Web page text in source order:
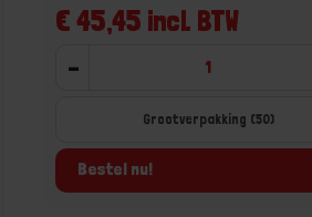
€ 45,45 incl. BTW
-
Grootverpakking (50)
Bestel nu!